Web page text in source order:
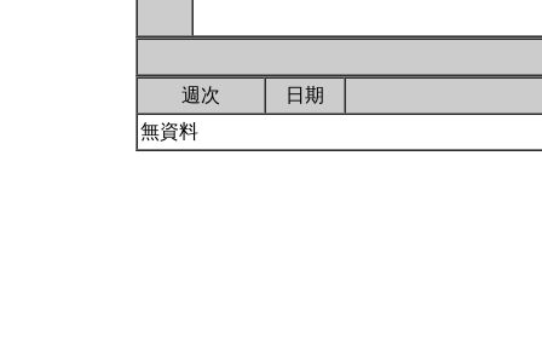
週次
日期
無資料